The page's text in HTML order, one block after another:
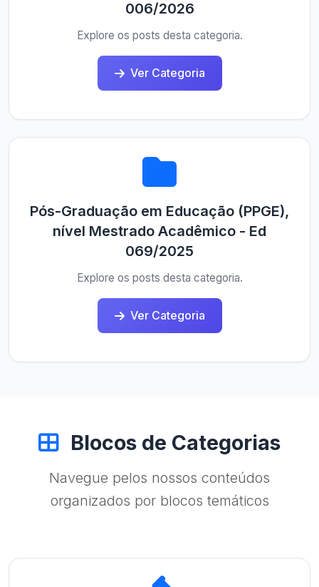
006/2026
Explore os posts desta categoria.
Ver Categoria
Pós-Graduação em Educação (PPGE),
nível Mestrado Acadêmico - Ed
069/2025
Explore os posts desta categoria.
Ver Categoria
Blocos de Categorias
Navegue pelos nossos conteúdos
organizados por blocos temáticos